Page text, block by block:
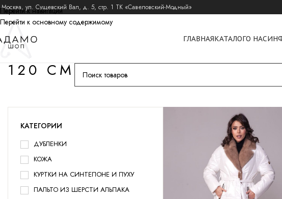
Перейти к навигации
Перейти к основному содержимому
ул. Сущевский Вал, д. 5, стр. 1 ТК «Савеловский-Модный»
ГЛАВНАЯКАТАЛОГО НАС
120 СМ
КАТЕГОРИИ
ДУБЛЕНКИ
КОЖА
КУРТКИ НА СИНТЕПОНЕ И ПУХУ
ПАЛЬТО ИЗ ШЕРСТИ АЛЬПАКА